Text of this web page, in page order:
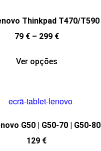
Thinkpad T470/T590
79 € – 299 €
Ver opções
G50 | G50-70 | G50-80
129 €